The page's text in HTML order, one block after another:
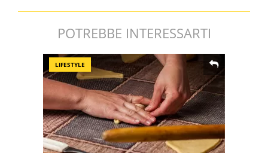
POTREBBE INTERESSARTI
LIFESTYLE